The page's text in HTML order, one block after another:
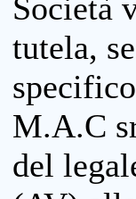
Società
tutela,
M.A.C
del